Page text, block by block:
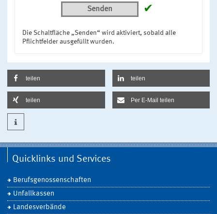
Senden ✔
Die Schaltfläche „Senden“ wird aktiviert, sobald alle
Pflichtfelder ausgefüllt wurden.
teilen teilen
teilen Per E-Mail teilen
Quicklinks und Services
Berufsgenossenschaften
Unfallkassen
Landesverbände